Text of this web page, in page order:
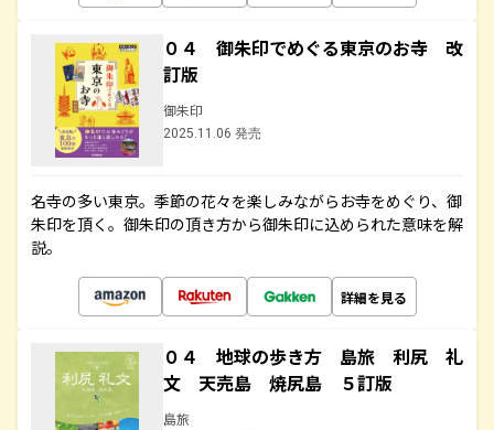
０４ 御朱印でめぐる東京のお寺 改
訂版
御朱印
2025.11.06 発売
名寺の多い東京。季節の花々を楽しみながらお寺をめぐり、御
朱印を頂く。御朱印の頂き方から御朱印に込められた意味を解
説。
詳細を見る
０４ 地球の歩き方 島旅 利尻 礼
文 天売島 焼尻島 ５訂版
島旅